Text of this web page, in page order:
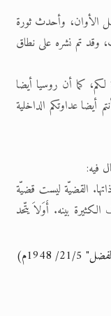
قبل الأوان، وأحدث ثورة
وقد تم نشره على نطاق
كما أن روسيا أيضا
عداوتكم الداخلية
فيه:
القضيّة ليست قضيّة
بينه. أَوَلاَ يتّحد
1948م)